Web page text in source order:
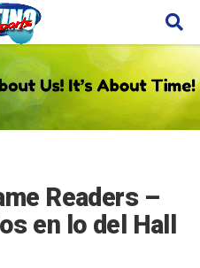
Readers –
en lo del Hall